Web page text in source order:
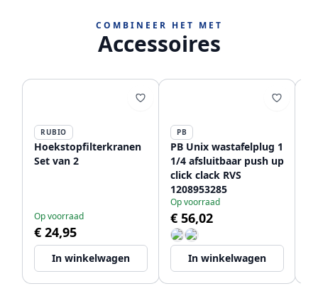
COMBINEER HET MET
Accessoires
RUBIO
Hoekstopfilterkranen
Set van 2
Op voorraad
€ 24,95
In winkelwagen
PB
PB Unix wastafelplug 1
1/4 afsluitbaar push up
click clack RVS
1208953285
Op voorraad
€ 56,02
In winkelwagen